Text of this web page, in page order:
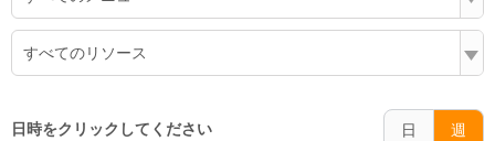
すべてのリソース
日時をクリックしてください 日 週